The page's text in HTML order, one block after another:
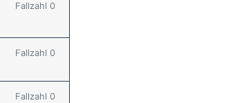
Fallzahl 0
Fallzahl 0
Fallzahl 0